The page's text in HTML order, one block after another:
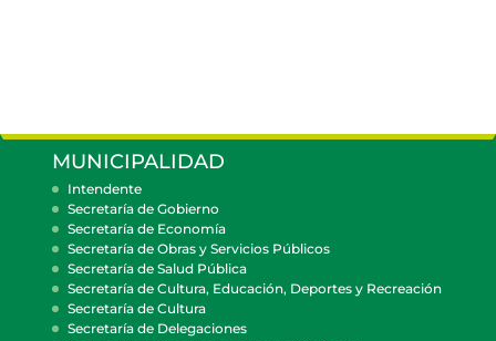
MUNICIPALIDAD
Intendente
Secretaría de Gobierno
Secretaría de Economía
Secretaría de Obras y Servicios Públicos
Secretaría de Salud Pública
Secretaría de Cultura, Educación, Deportes y Recreación
Secretaría de Cultura
Secretaría de Delegaciones
Secretaría de Desarrollo e Integración Social